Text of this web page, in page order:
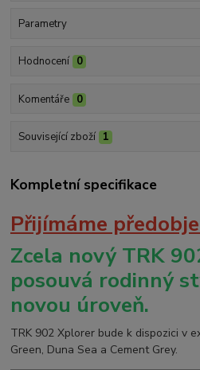
Parametry
Hodnocení 0
Komentáře 0
Související zboží 1
Kompletní specifikace
Přijímáme
Zcela nový TRK
posouvá rodinný
novou úroveň.
TRK 902 Xplorer bude k dispozici v
Green, Duna Sea a Cement Grey.